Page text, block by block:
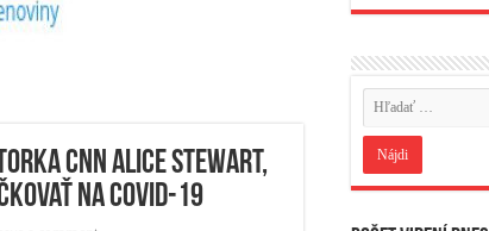
CNN Alice Stewart,
na COVID-19